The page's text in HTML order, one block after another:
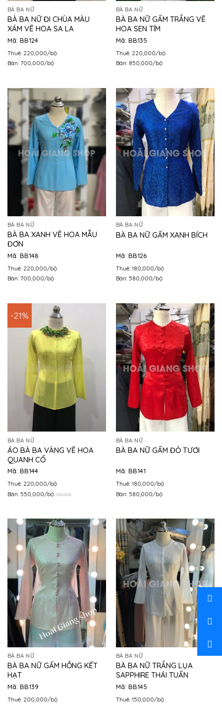
BÀ BA NỮ
BÀ BA NỮ ĐI CHÙA MÀU
XÁM VẼ HOA SA LA
Mã: BB124
Thuê: 220,000/bộ
Bán: 700,000/bộ
BÀ BA NỮ
BÀ BA NỮ GẤM TRẮNG VẼ
HOA SEN TÍM
Mã: BB135
Thuê: 220,000/bộ
Bán: 850,000/bộ
BÀ BA NỮ
BÀ BA XANH VẼ HOA MẪU
ĐƠN
Mã: BB148
Thuê: 220,000/bộ
Bán: 700,000/bộ
BÀ BA NỮ
BÀ BA NỮ GẤM XANH BÍCH
Mã: BB126
Thuê: 180,000/bộ
Bán: 580,000/bộ
-21%
BÀ BA NỮ
ÁO BÀ BA VÀNG VẼ HOA
QUANH CỔ
Mã: BB144
Thuê: 220,000/bộ
Bán: 550,000/bộ 700,000
BÀ BA NỮ
BÀ BA NỮ GẤM ĐỎ TƯƠI
Mã: BB141
Thuê: 180,000/bộ
Bán: 580,000/bộ
BÀ BA NỮ
BÀ BA NỮ GẤM HỒNG KẾT
HẠT
Mã: BB139
Thuê: 200,000/bộ
BÀ BA NỮ
BÀ BA NỮ TRẮNG LỤA
SAPPHIRE THÁI TUẤN
Mã: BB145
Thuê: 150,000/bộ